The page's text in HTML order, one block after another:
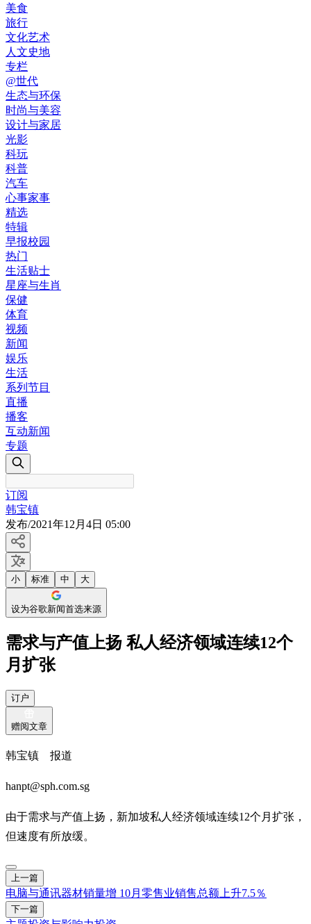
美食
旅行
文化艺术
人文史地
专栏
@世代
生态与环保
时尚与美容
设计与家居
光影
科玩
科普
汽车
心事家事
精选
特辑
早报校园
热门
生活贴士
星座与生肖
保健
体育
视频
新闻
娱乐
生活
系列节目
直播
播客
互动新闻
专题
订阅
韩宝镇
发布/2021年12月4日 05:00
小 标准 中 大
设为谷歌新闻首选来源
需求与产值上扬 私人经济领域连续12个
月扩张
订户
赠阅文章
韩宝镇 报道
hanpt@sph.com.sg
由于需求与产值上扬，新加坡私人经济领域连续12个月扩张，
但速度有所放缓。
上一篇
电脑与通讯器材销量增 10月零售业销售总额上升7.5％
下一篇